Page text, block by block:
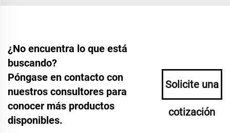
¿No encuentra lo que está
buscando?
Póngase en contacto con
nuestros consultores para
conocer más productos
disponibles.
Solicite una
cotización